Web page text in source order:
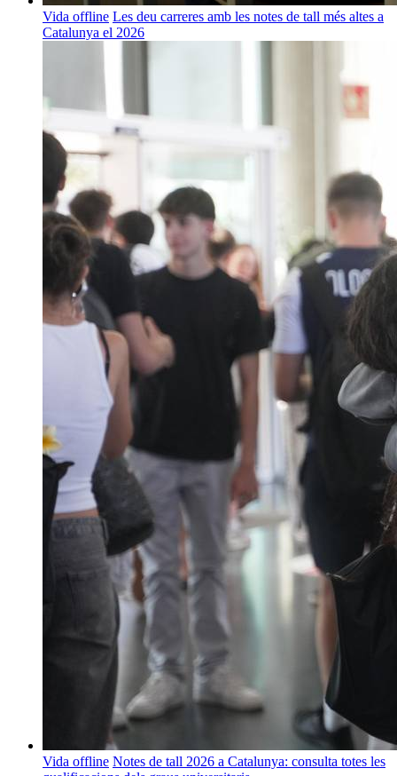
Vida offline Les deu carreres amb les notes de tall més altes a
Catalunya el 2026
Vida offline Notes de tall 2026 a Catalunya: consulta totes les